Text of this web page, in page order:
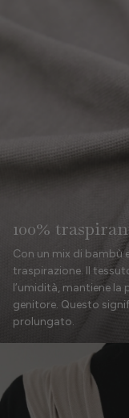
100%
Con un mix di bambù
traspirazione. Il
l’umidità, mantiene la
genitore. Questo
prolungato.